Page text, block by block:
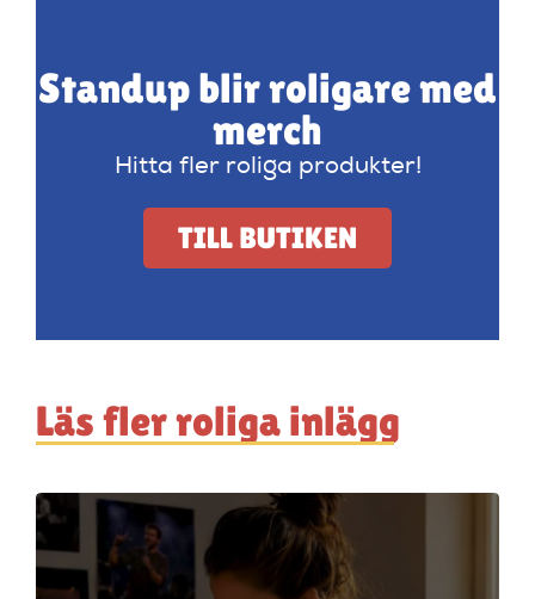
Standup blir roligare med
merch
Hitta fler roliga produkter!
TILL BUTIKEN
Läs fler roliga inlägg